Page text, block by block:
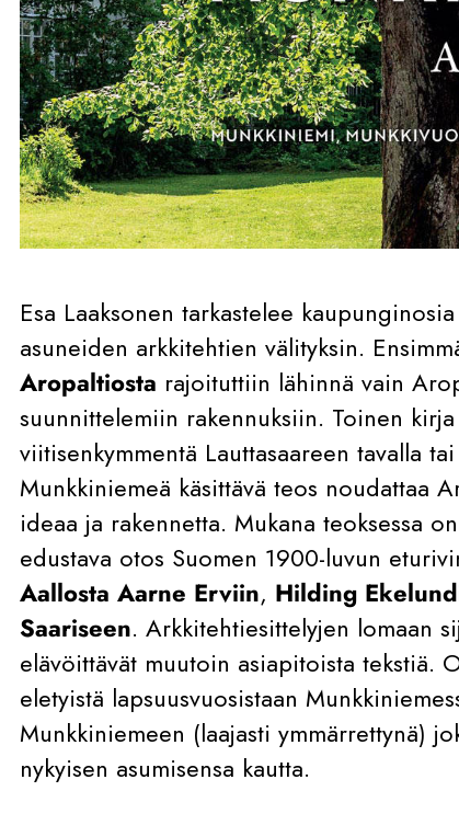
Esa Laaksonen tarkastelee
asuneiden arkkitehtien välityksin.
Aropaltiosta rajoituttiin lähinnä vain
suunnittelemiin rakennuksiin. Toinen
viitisenkymmentä Lauttasaareen tavalla
Munkkiniemeä käsittävä teos noudattaa
ideaa ja rakennetta. Mukana teoksessa
edustava otos Suomen 1900-luvun
Aallosta Aarne Erviin, Hilding
Saariseen. Arkkitehtiesittelyjen lomaan
elävöittävät muutoin asiapitoista tekstiä.
eletyistä lapsuusvuosistaan
Munkkiniemeen (laajasti ymmärrettynä)
nykyisen asumisensa kautta.